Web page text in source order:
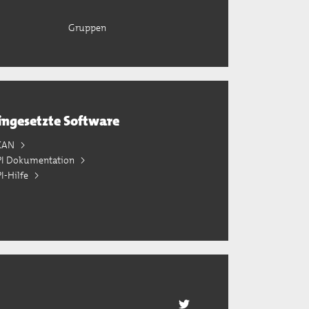
Gruppen
Software
Dokumentation
Hilfe